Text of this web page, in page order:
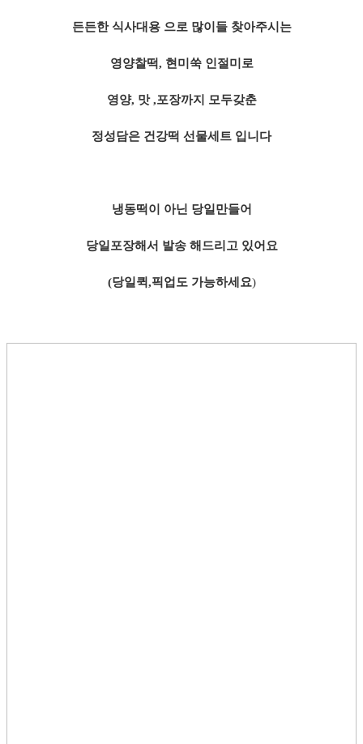
든든한 식사대용 으로 많이들 찾아주시는
영양찰떡, 현미쑥 인절미로
영양, 맛 ,포장까지 모두갖춘
정성담은 건강떡 선물세트 입니다
냉동떡이 아닌 당일만들어
당일포장해서 발송 해드리고 있어요
(당일퀵,픽업도 가능하세요)